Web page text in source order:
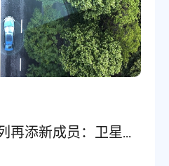
再添新成员：卫星雷